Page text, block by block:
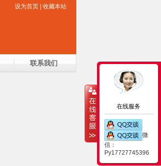
设为首页 | 收藏本站
联系我们
在线服务
微
信：
Py17727745396